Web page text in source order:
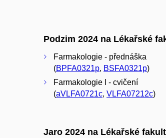
Podzim 2024 na Lékařské
Farmakologie - přednáška
(BPFA0321p, BSFA0321p)
Farmakologie I - cvičení
(aVLFA0721c, VLFA07212c)
Jaro 2024 na Lékařské